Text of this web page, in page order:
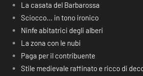
La casata del Barbarossa
Sciocco… in tono ironico
Ninfe abitatrici degli alberi
La zona con le nubi
Paga per il contribuente
Stile medievale raffinato e ricco di